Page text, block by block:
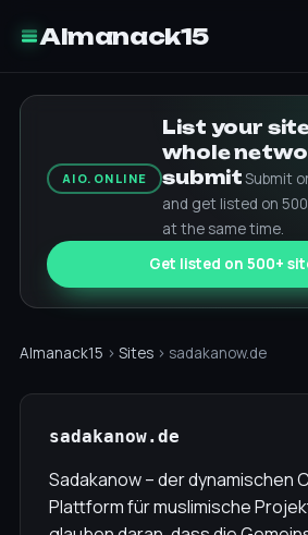
Almanack15
AIO.ONLINE
List your
whole
submitSubmit
and get listed on
at the same time.
Get listed on 500+
Almanack15 › Sites › sadakanow.de
sadakanow.de
Sadakanow – der dynamischen
Plattform für muslimische